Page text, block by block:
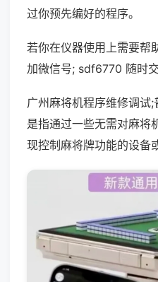
过你预先编好的程序。
若你在仪器使用上需要帮
加微信号; sdf6770 随时交
广州麻将机程序维修调试
是指通过一些无需对麻将
现控制麻将牌功能的设备